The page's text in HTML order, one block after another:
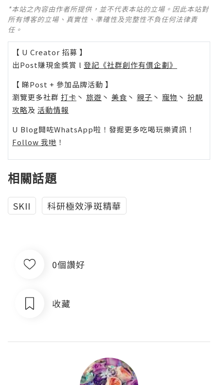
*本站之內容由作者所提供，並不代表本站的立場。因此本站對
所有博客的立場、真實性、準確性及完整性不負任何法律責
任。
【 U Creator 招募 】
出Post賺現金獎賞 l 登記《社群創作有價企劃》
【 睇Post + 參加品牌活動 】
瀏覽更多社群 打卡 丶 旅遊 丶 美食 丶 親子 丶 寵物 丶 扮靚
攻略及 活動情報
U Blog開咗WhatsApp啦！發掘更多吃喝玩樂資訊！
Follow 我哋 ！
相關話題
SKII 科研極效淨斑精華
0個讚好
收藏